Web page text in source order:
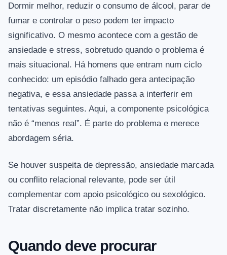
Dormir melhor, reduzir o consumo de álcool, parar de
fumar e controlar o peso podem ter impacto
significativo. O mesmo acontece com a gestão de
ansiedade e stress, sobretudo quando o problema é
mais situacional. Há homens que entram num ciclo
conhecido: um episódio falhado gera antecipação
negativa, e essa ansiedade passa a interferir em
tentativas seguintes. Aqui, a componente psicológica
não é “menos real”. É parte do problema e merece
abordagem séria.
Se houver suspeita de depressão, ansiedade marcada
ou conflito relacional relevante, pode ser útil
complementar com apoio psicológico ou sexológico.
Tratar discretamente não implica tratar sozinho.
Quando deve procurar